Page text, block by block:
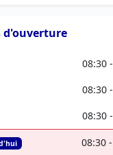
d'ouverture
08:30
08:30
08:30
08:30